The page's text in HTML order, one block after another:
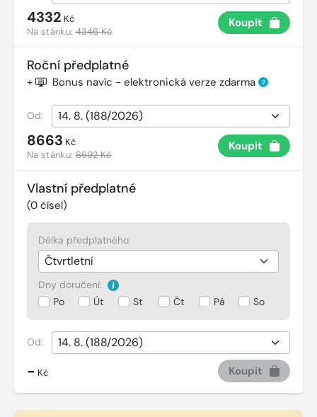
4332 Kč
Na stánku:4346 Kč
Koupit
Roční předplatné
+ Bonus navíc - elektronická verze zdarma ?
Od:
8663 Kč
Na stánku:8692 Kč
Koupit
Vlastní předplatné
(0 čísel)
Délka předplatného:
Dny doručení:
Po
Út St Čt Pá So
Od:
- Kč Koupit